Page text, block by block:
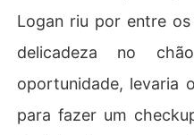
Logan riu por entre
delicadeza no
oportunidade, levaria
para fazer um